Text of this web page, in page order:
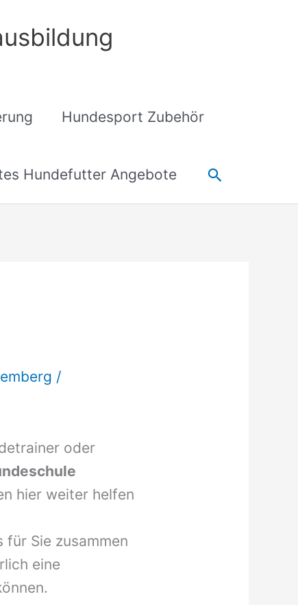
Hundesport Zubehör
Hundefutter Angebote Suchen
/
oder
hier weiter helfen
für Sie zusammen
eine